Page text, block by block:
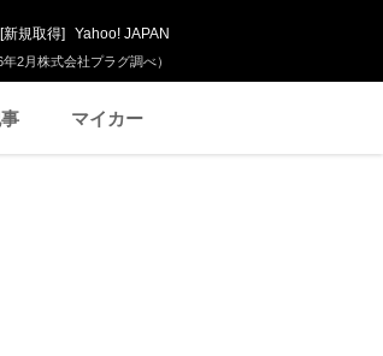
2月株式会社プラグ調べ）
[新規取得] Yahoo! JAPAN
マイカー